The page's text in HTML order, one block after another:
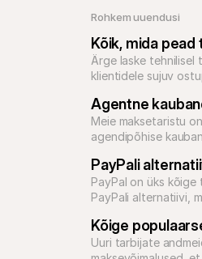
Rohkem uuendusi
Kõik, mida
Ärge laske tehnilisel
klientidele sujuv
Agentne
Meie maksetaristu
agendipõhise
PayPali
PayPal on üks kõige
PayPali alternatiivi,
Kõige
Uuri tarbijate